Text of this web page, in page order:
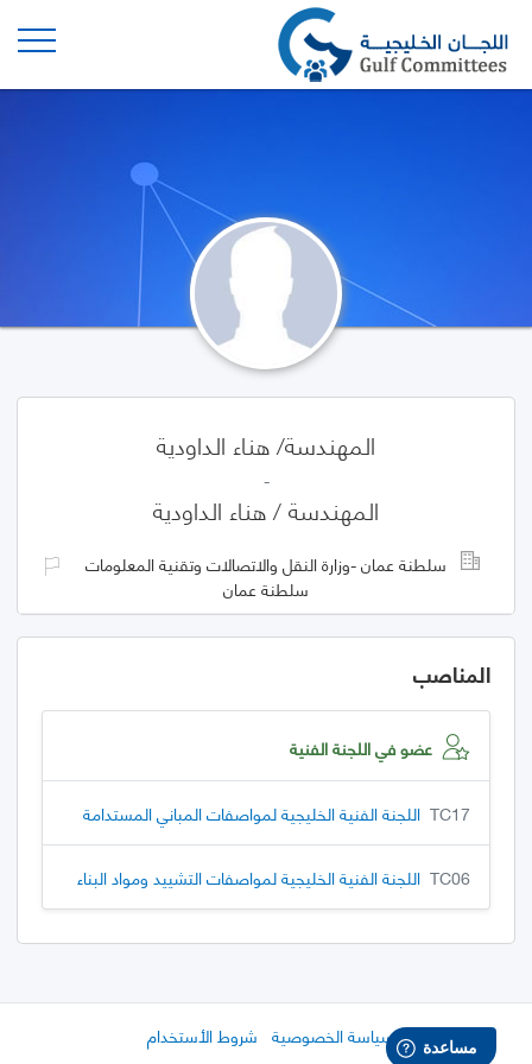
المهندسة/ هناء الداودية
-
المهندسة / هناء الداودية
سلطنة عمان -وزارة النقل والاتصالات وتقنية المعلومات
سلطنة عمان
المناصب
عضو في اللجنة الفنية
TC17 اللجنة الفنية الخليجية لمواصفات المباني المستدامة
TC06 اللجنة الفنية الخليجية لمواصفات التشييد ومواد البناء
سياسة الخصوصية شروط الأستخدام